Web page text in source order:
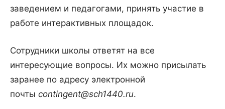
заведением и педагогами, принять участие в
работе интерактивных площадок.
Сотрудники школы ответят на все
интересующие вопросы. Их можно присылать
заранее по адресу электронной
почты contingent@sch1440.ru.